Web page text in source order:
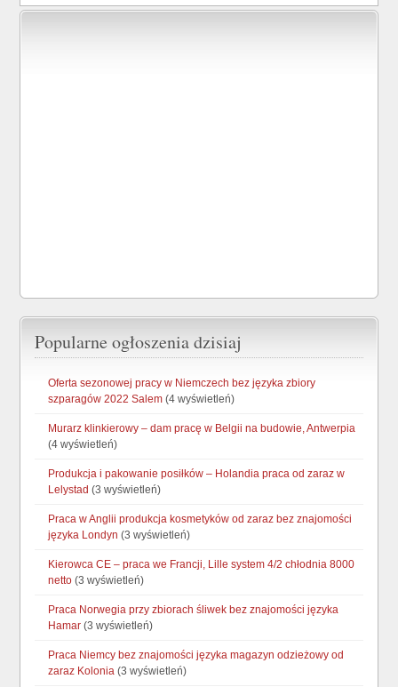
Popularne ogłoszenia dzisiaj
Oferta sezonowej pracy w Niemczech bez języka zbiory
szparagów 2022 Salem (4 wyświetleń)
Murarz klinkierowy – dam pracę w Belgii na budowie, Antwerpia
(4 wyświetleń)
Produkcja i pakowanie posiłków – Holandia praca od zaraz w
Lelystad (3 wyświetleń)
Praca w Anglii produkcja kosmetyków od zaraz bez znajomości
języka Londyn (3 wyświetleń)
Kierowca CE – praca we Francji, Lille system 4/2 chłodnia 8000
netto (3 wyświetleń)
Praca Norwegia przy zbiorach śliwek bez znajomości języka
Hamar (3 wyświetleń)
Praca Niemcy bez znajomości języka magazyn odzieżowy od
zaraz Kolonia (3 wyświetleń)